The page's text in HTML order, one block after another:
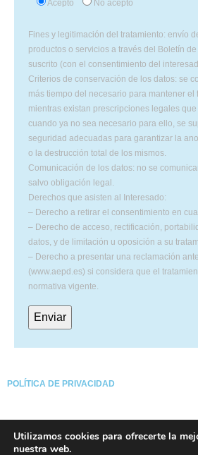
Acepto
No acepto
Fines y legitimación del tratamiento: envío
productos o servicios a través del Boletín
suscrito (con el consentimiento del
Criterios de conservación de los datos: se
más tiempo del necesario para mantener el
mientras existan prescripciones legales
cuando ya no sea necesario para ello, se
seguridad adecuadas para garantizar la
o la destrucción total de los mismos.
Comunicación de los datos: no se
salvo obligación legal.
Derechos que asisten al Interesado:
– Derecho a retirar el consentimiento en
– Derecho de acceso, rectificación,
datos, y de limitación u oposición a su
– Derecho a presentar una reclamación
(www.aepd.es) si considera que el
normativa vigente.
POLÍTICA DE PRIVACIDAD
Utilizamos cookies para ofrecerte la
nuestra web.